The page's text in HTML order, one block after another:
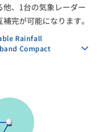
、1台の気象レーダー
完が可能になります。
Rainfall
Compact